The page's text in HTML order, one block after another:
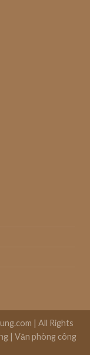
| All Rights
| Văn phòng công